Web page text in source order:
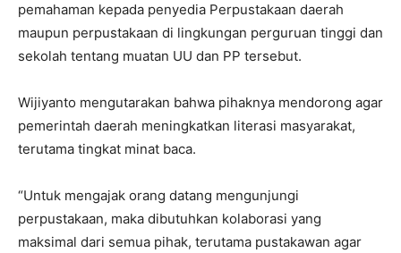
pemahaman kepada penyedia Perpustakaan daerah
maupun perpustakaan di lingkungan perguruan tinggi dan
sekolah tentang muatan UU dan PP tersebut.
Wijiyanto mengutarakan bahwa pihaknya mendorong agar
pemerintah daerah meningkatkan literasi masyarakat,
terutama tingkat minat baca.
“Untuk mengajak orang datang mengunjungi
perpustakaan, maka dibutuhkan kolaborasi yang
maksimal dari semua pihak, terutama pustakawan agar